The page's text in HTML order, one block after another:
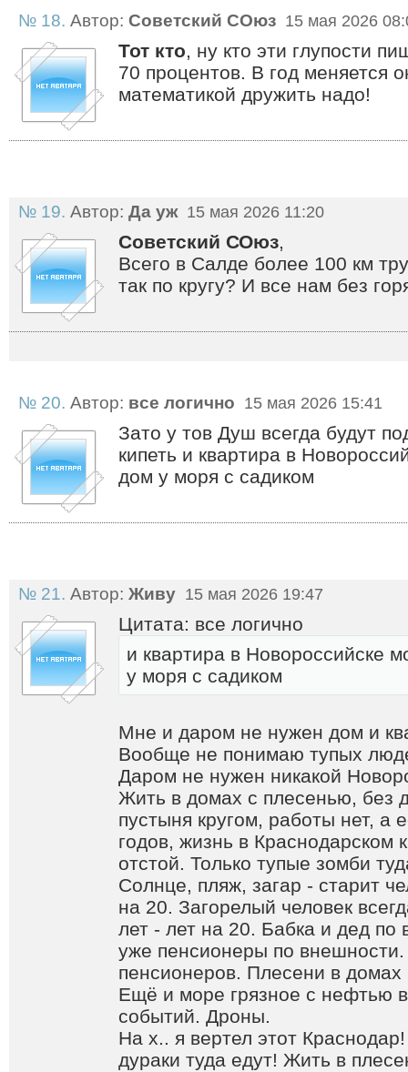
№ 18. Автор: Советский СОюз 15 мая 2026
Тот кто, ну кто эти глупости
70 процентов. В год меняется
математикой дружить надо!
№ 19. Автор: Да уж 15 мая 2026 11:20
Советский СОюз,
Всего в Салде более 100 км
так по кругу? И все нам без
№ 20. Автор: все логично 15 мая 2026 15:41
Зато у тов Душ всегда будут
кипеть и квартира в
дом у моря с садиком
№ 21. Автор: Живу 15 мая 2026 19:47
Цитата: все логично
и квартира в Новороссийске
у моря с садиком
Мне и даром не нужен дом и
Вообще не понимаю тупых
Даром не нужен никакой
Жить в домах с плесенью, без
пустыня кругом, работы нет, а
годов, жизнь в Краснодарском
отстой. Только тупые зомби
Солнце, пляж, загар - старит
на 20. Загорелый человек
лет - лет на 20. Бабка и дед
уже пенсионеры по
пенсионеров. Плесени в
Ещё и море грязное с нефтью
событий. Дроны.
На х.. я вертел этот
дураки туда едут! Жить в